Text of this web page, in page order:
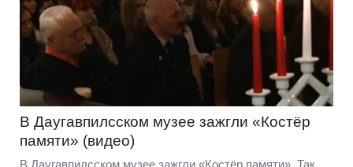
В Даугавпилсском музее зажгли «Костёр
памяти» (видео)